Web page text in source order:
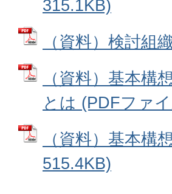
315.1KB)
（資料）検討組
（資料）基本構
とは (PDFファ
（資料）基本構
515.4KB)